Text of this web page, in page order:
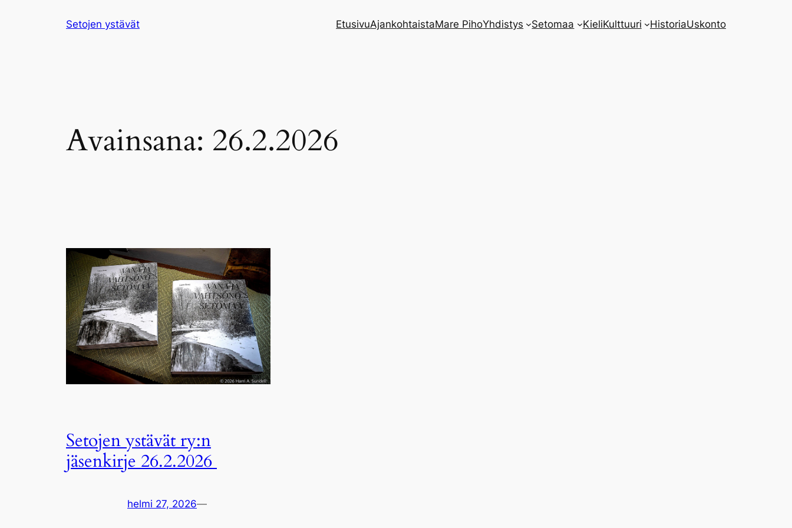
Setojen ystävät EtusivuAjankohtaistaMare PihoYhdistys Setomaa KieliKulttuuri HistoriaUskonto
Avainsana: 26.2.2026
Setojen ystävät ry:n
jäsenkirje 26.2.2026
helmi 27, 2026—